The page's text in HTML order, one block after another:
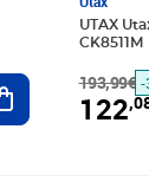
Ajouter au
UTAX
CK8511M
193,99€ -
122